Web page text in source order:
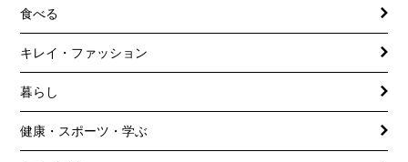
食べる
キレイ・ファッション
暮らし
健康・スポーツ・学ぶ